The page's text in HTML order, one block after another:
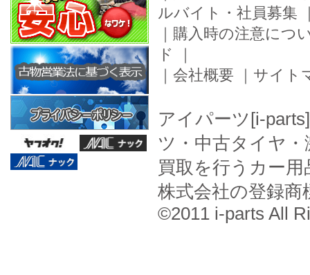
ルバイト・社員募集
｜ 購入時の注意につ
ド
｜
｜ 会社概要 ｜ サイト
アイパーツ[i-
ツ・中古タイヤ
買取を行うカー
株式会社の登録商
©2011 i-parts All